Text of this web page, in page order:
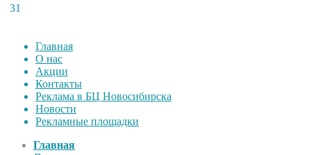
31
Главная
О нас
Акции
Контакты
Реклама в БЦ Новосибирска
Новости
Рекламные площадки
Главная